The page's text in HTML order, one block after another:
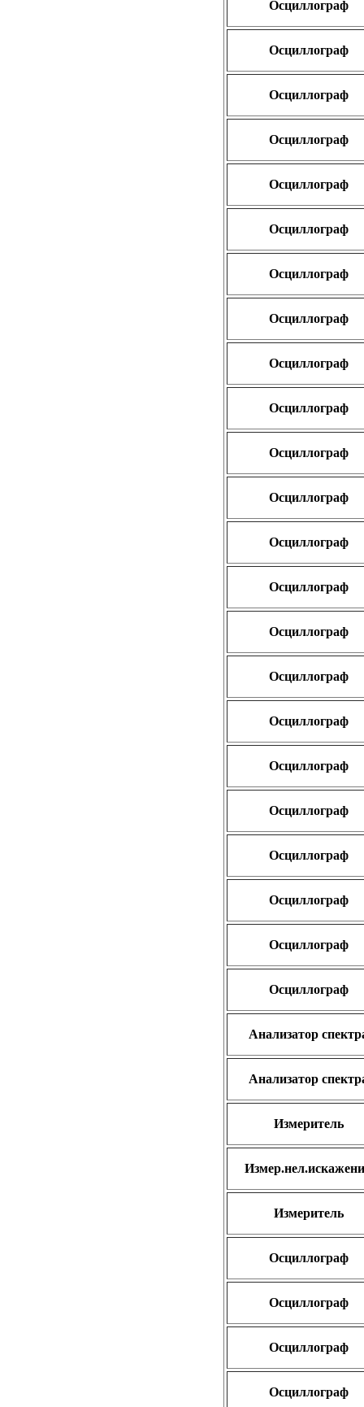
Осциллограф
Осциллограф
Осциллограф
Осциллограф
Осциллограф
Осциллограф
Осциллограф
Осциллограф
Осциллограф
Осциллограф
Осциллограф
Осциллограф
Осциллограф
Осциллограф
Осциллограф
Осциллограф
Осциллограф
Осциллограф
Осциллограф
Осциллограф
Осциллограф
Осциллограф
Осциллограф
Анализатор
Анализатор
Измеритель
Измеритель
Осциллограф
Осциллограф
Осциллограф
Осциллограф